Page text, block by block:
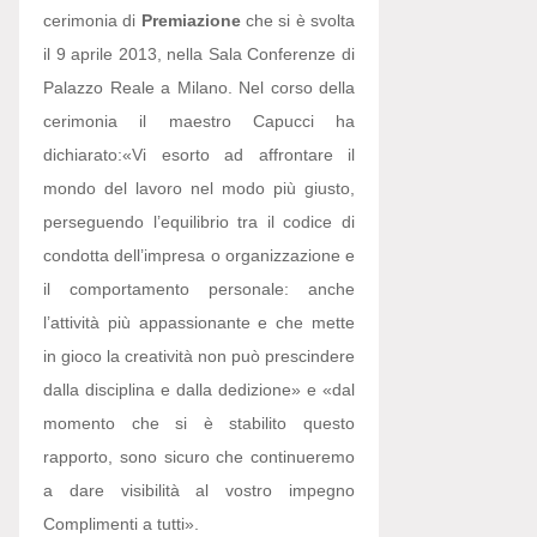
cerimonia di Premiazioneche si è svolta
il 9 aprile 2013, nella Sala Conferenze di
Palazzo Reale a Milano. Nel corso della
cerimonia il maestro Capucci ha
dichiarato:«Vi esorto ad affrontare il
mondo del lavoro nel modo più giusto,
perseguendo l’equilibrio tra il codice di
condotta dell’impresa o organizzazione e
il comportamento personale: anche
l’attività più appassionante e che mette
in gioco la creatività non può prescindere
dalla disciplina e dalla dedizione» e «dal
momento che si è stabilito questo
rapporto, sono sicuro che continueremo
a dare visibilità al vostro impegno
Complimenti a tutti».